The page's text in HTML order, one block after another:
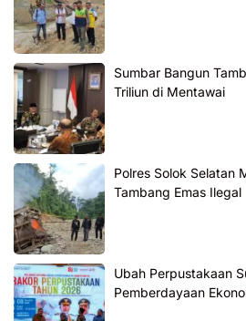
Sumbar Bangun
Triliun di Mentawai
Polres Solok Selatan
Tambang Emas Ilegal
Ubah Perpustakaan
Pemberdayaan